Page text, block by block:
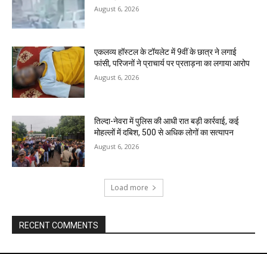
August 6, 2026
एकलव्य हॉस्टल के टॉयलेट में 9वीं के छात्र ने लगाई
फांसी, परिजनों ने प्राचार्य पर प्रताड़ना का लगाया आरोप
August 6, 2026
तिल्दा-नेवरा में पुलिस की आधी रात बड़ी कार्रवाई, कई
मोहल्लों में दबिश, 500 से अधिक लोगों का सत्यापन
August 6, 2026
Load more
RECENT COMMENTS